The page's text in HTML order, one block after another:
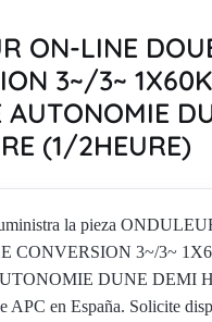
ON-LINE
3~/3~
(1/2HEURE)
la pieza
CONVERSION 3~/3~
DUNE DEMI
APC en España. Solicite